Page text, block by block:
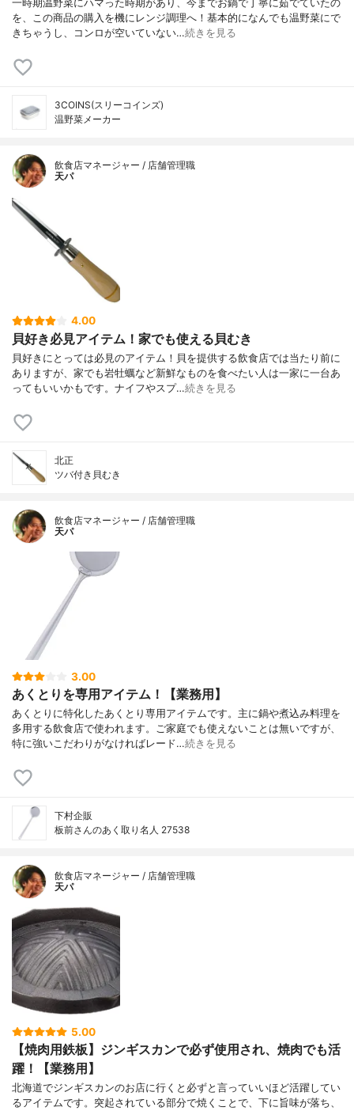
一時期温野菜にハマった時期があり、今までお鍋で丁寧に茹でていたの
を、この商品の購入を機にレンジ調理へ！基本的になんでも温野菜にで
きちゃうし、コンロが空いていない…続きを見る
3COINS(スリーコインズ)
温野菜メーカー
飲食店マネージャー / 店舗管理職
天パ
4.00
貝好き必見アイテム！家でも使える貝むき
貝好きにとっては必見のアイテム！貝を提供する飲食店では当たり前に
ありますが、家でも岩牡蠣など新鮮なものを食べたい人は一家に一台あ
ってもいいかもです。ナイフやスプ…続きを見る
北正
ツバ付き貝むき
飲食店マネージャー / 店舗管理職
天パ
3.00
あくとりを専用アイテム！【業務用】
あくとりに特化したあくとり専用アイテムです。主に鍋や煮込み料理を
多用する飲食店で使われます。ご家庭でも使えないことは無いですが、
特に強いこだわりがなければレード…続きを見る
下村企販
板前さんのあく取り名人 27538
飲食店マネージャー / 店舗管理職
天パ
5.00
【焼肉用鉄板】ジンギスカンで必ず使用され、焼肉でも活
躍！【業務用】
北海道でジンギスカンのお店に行くと必ずと言っていいほど活躍してい
るアイテムです。突起されている部分で焼くことで、下に旨味が落ち、